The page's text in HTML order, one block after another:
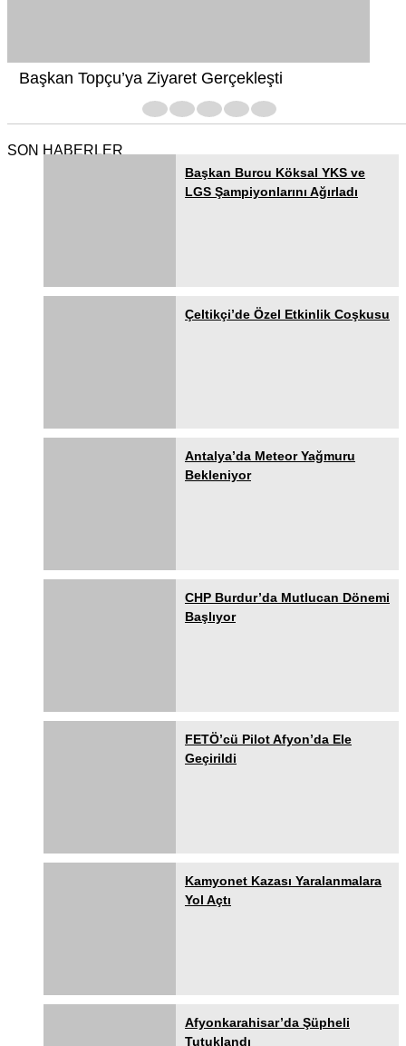
Başkan Topçu’ya Ziyaret Gerçekleşti
SON HABERLER
Başkan Burcu Köksal YKS ve
LGS Şampiyonlarını Ağırladı
Çeltikçi’de Özel Etkinlik Coşkusu
Antalya’da Meteor Yağmuru
Bekleniyor
CHP Burdur’da Mutlucan Dönemi
Başlıyor
FETÖ’cü Pilot Afyon’da Ele
Geçirildi
Kamyonet Kazası Yaralanmalara
Yol Açtı
Afyonkarahisar’da Şüpheli
Tutuklandı